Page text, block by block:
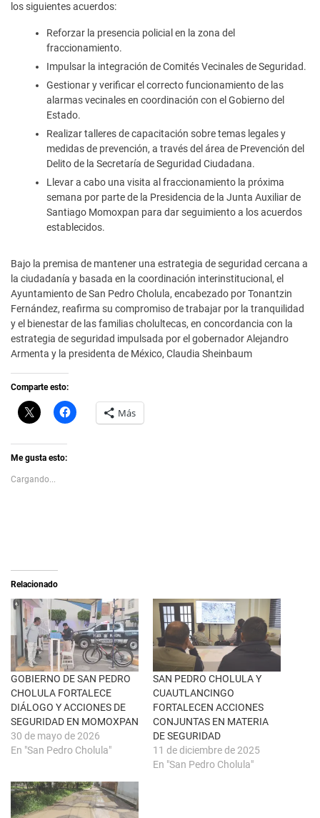
los siguientes acuerdos:
Reforzar la presencia policial en la zona del
fraccionamiento.
Impulsar la integración de Comités Vecinales de Seguridad.
Gestionar y verificar el correcto funcionamiento de las
alarmas vecinales en coordinación con el Gobierno del
Estado.
Realizar talleres de capacitación sobre temas legales y
medidas de prevención, a través del área de Prevención del
Delito de la Secretaría de Seguridad Ciudadana.
Llevar a cabo una visita al fraccionamiento la próxima
semana por parte de la Presidencia de la Junta Auxiliar de
Santiago Momoxpan para dar seguimiento a los acuerdos
establecidos.
Bajo la premisa de mantener una estrategia de seguridad cercana a
la ciudadanía y basada en la coordinación interinstitucional, el
Ayuntamiento de San Pedro Cholula, encabezado por Tonantzin
Fernández, reafirma su compromiso de trabajar por la tranquilidad
y el bienestar de las familias cholultecas, en concordancia con la
estrategia de seguridad impulsada por el gobernador Alejandro
Armenta y la presidenta de México, Claudia Sheinbaum
Comparte esto:
C
l
k
t
s
h
e
b
r
e
e
n
u
n
a
v
e
n
t
a
n
a
n
u
v
H
a
e
n
a
c
e
b
o
o
k
(
S
e
a
b
r
e
e
n
a
v
e
Más
Me gusta esto:
Cargando...
Relacionado
GOBIERNO DE SAN PEDRO
CHOLULA FORTALECE
DIÁLOGO Y ACCIONES DE
SEGURIDAD EN MOMOXPAN
30 de mayo de 2026
En "San Pedro Cholula"
SAN PEDRO CHOLULA Y
CUAUTLANCINGO
FORTALECEN ACCIONES
CONJUNTAS EN MATERIA
DE SEGURIDAD
11 de diciembre de 2025
En "San Pedro Cholula"